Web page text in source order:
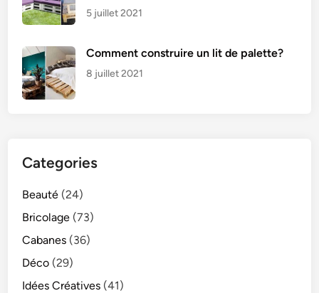
5 juillet 2021
Comment construire un lit de palette?
8 juillet 2021
Categories
Beauté (24)
Bricolage (73)
Cabanes (36)
Déco (29)
Idées Créatives (41)